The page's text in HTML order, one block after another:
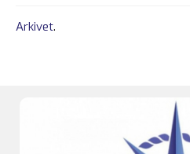
Arkivet.